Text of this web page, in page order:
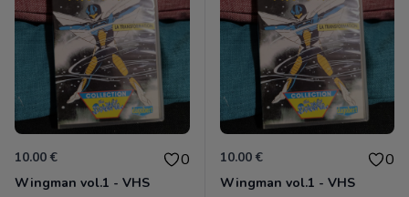
10.00 € 0
Wingman vol.1 - VHS
10.00 € 0
Wingman vol.1 - VHS